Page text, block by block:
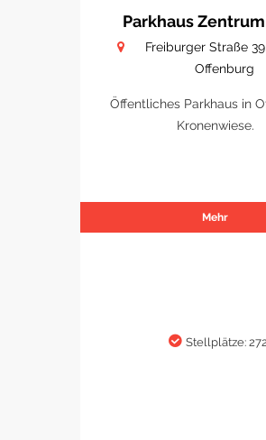
Parkhaus
Freiburger Straße
Offenburg
Öffentliches Parkhaus in
Kronenwiese.
Mehr
Stellplätze: 272